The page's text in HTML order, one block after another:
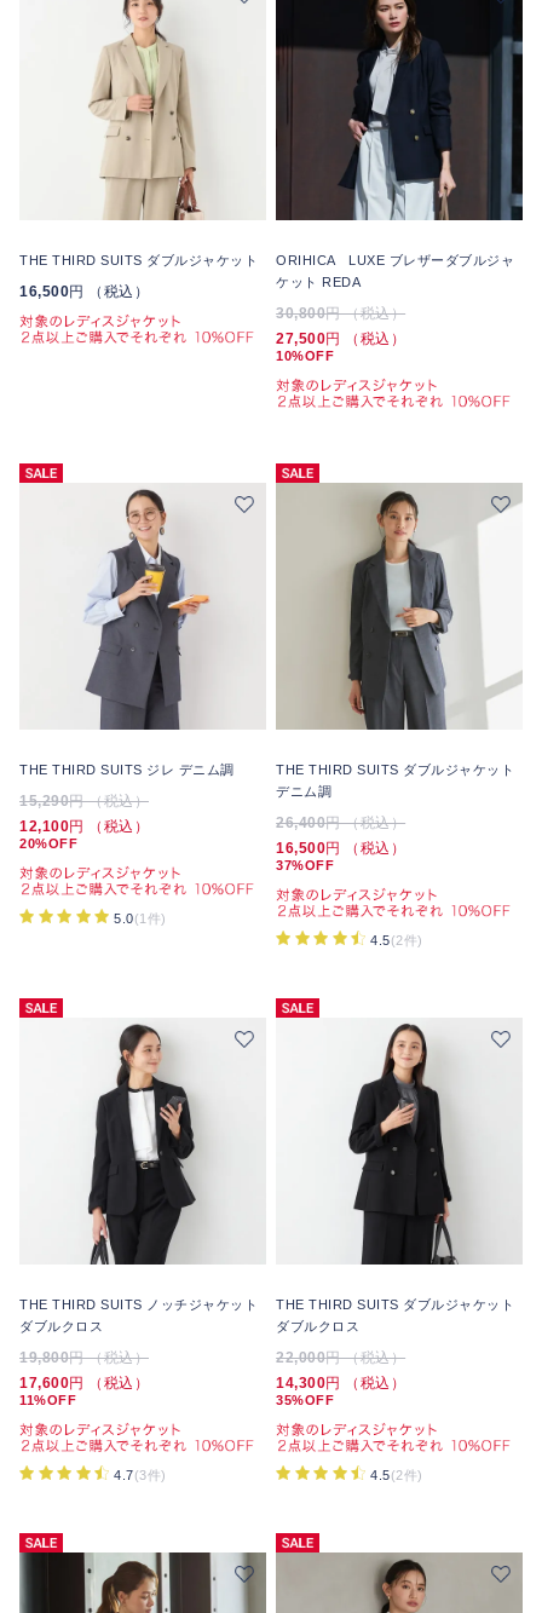
THE THIRD SUITS ダブルジャケット
16,500円 （税込）
ORIHICA LUXE ブレザーダブルジャ
ケット REDA
30,800円 （税込）
27,500円 （税込）
10%OFF
THE THIRD SUITS ジレ デニム調
15,290円 （税込）
12,100円 （税込）
20%OFF
5.0(1件)
THE THIRD SUITS ダブルジャケット
デニム調
26,400円 （税込）
16,500円 （税込）
37%OFF
4.5(2件)
THE THIRD SUITS ノッチジャケット
ダブルクロス
19,800円 （税込）
17,600円 （税込）
11%OFF
4.7(3件)
THE THIRD SUITS ダブルジャケット
ダブルクロス
22,000円 （税込）
14,300円 （税込）
35%OFF
4.5(2件)